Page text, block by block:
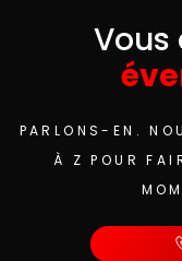
Vous
PARLONS-EN.
À Z POUR